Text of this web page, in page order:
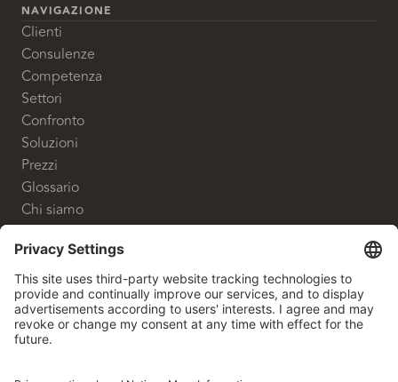
NAVIGAZIONE
Clienti
Consulenze
Competenza
Settori
Confronto
Soluzioni
Prezzi
Glossario
Chi siamo
White Label Advisory GmbH
Shanghaiallee 9
20457 Hamburg